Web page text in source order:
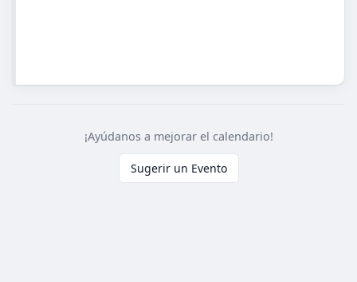
¡Ayúdanos a mejorar el calendario!
Sugerir un Evento